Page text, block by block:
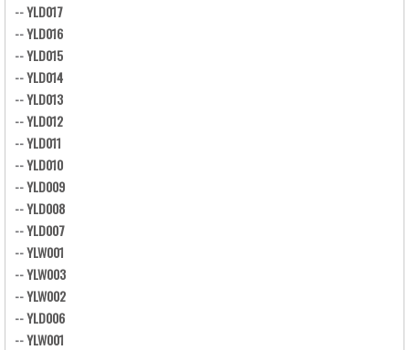
--YLD017
--YLD016
--YLD015
--YLD014
--YLD013
--YLD012
--YLD011
--YLD010
--YLD009
--YLD008
--YLD007
--YLW001
--YLW003
--YLW002
--YLD006
--YLW001